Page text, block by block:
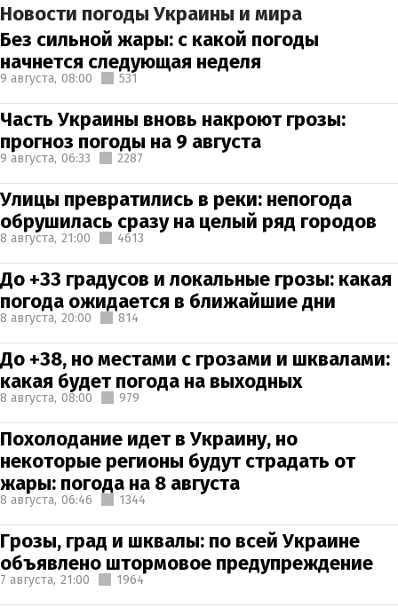
Новости погоды Украины и мира
Без сильной жары: с какой погоды
начнется следующая неделя
9 августа, 08:00 531
Часть Украины вновь накроют грозы:
прогноз погоды на 9 августа
9 августа, 06:33 2287
Улицы превратились в реки: непогода
обрушилась сразу на целый ряд городов
8 августа, 21:00 4613
До +33 градусов и локальные грозы: какая
погода ожидается в ближайшие дни
8 августа, 20:00 814
До +38, но местами с грозами и шквалами:
какая будет погода на выходных
8 августа, 08:00 979
Похолодание идет в Украину, но
некоторые регионы будут страдать от
жары: погода на 8 августа
8 августа, 06:46 1344
Грозы, град и шквалы: по всей Украине
объявлено штормовое предупреждение
7 августа, 21:00 1964